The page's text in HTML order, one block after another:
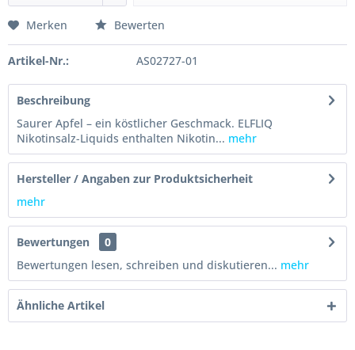
Merken Bewerten
Artikel-Nr.: AS02727-01
Beschreibung
Saurer Apfel – ein köstlicher Geschmack. ELFLIQ
Nikotinsalz-Liquids enthalten Nikotin... mehr
Hersteller / Angaben zur Produktsicherheit
mehr
Bewertungen
0
Bewertungen lesen, schreiben und diskutieren... mehr
Ähnliche Artikel